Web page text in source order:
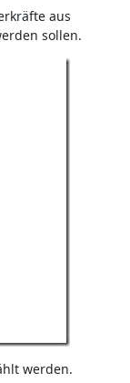
aus
sollen.
werden.